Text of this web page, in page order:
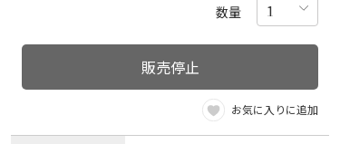
数量
販売停止
お気に入りに追加